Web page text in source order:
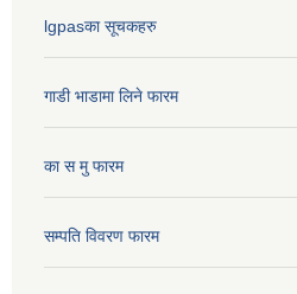
lgpasका सूचकहरु
गाडी भाडामा लिने फारम
का स मु फारम
सम्पति विवरण फारम